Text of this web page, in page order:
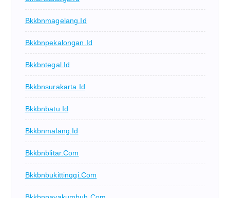
Bkkbnmagelang.id
Bkkbnpekalongan.id
Bkkbntegal.id
Bkkbnsurakarta.id
Bkkbnbatu.id
Bkkbnmalang.id
Bkkbnblitar.com
Bkkbnbukittinggi.com